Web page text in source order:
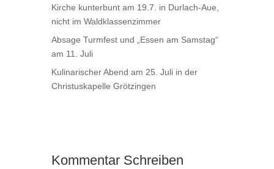
Kirche kunterbunt am 19.7. in Durlach-Aue,
nicht im Waldklassenzimmer
Absage Turmfest und „Essen am Samstag“
am 11. Juli
Kulinarischer Abend am 25. Juli in der
Christuskapelle Grötzingen
Kommentar Schreiben